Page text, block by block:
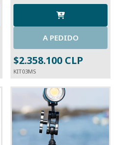
A PEDIDO
$2.358.100 CLP
KIT03MS